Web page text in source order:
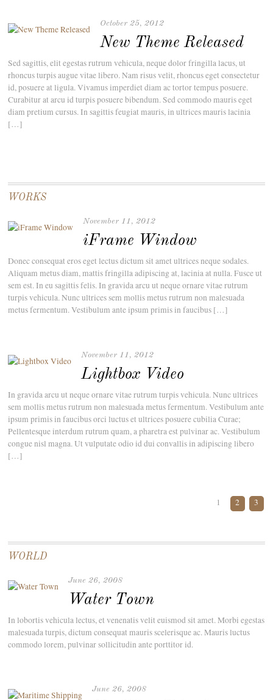
October 25, 2012
New Theme Released
Sed sagittis, elit egestas rutrum vehicula, neque dolor fringilla lacus, ut
rhoncus turpis augue vitae libero. Nam risus velit, rhoncus eget consectetur
id, posuere at ligula. Vivamus imperdiet diam ac tortor tempus posuere.
Curabitur at arcu id turpis posuere bibendum. Sed commodo mauris eget
diam pretium cursus. In sagittis feugiat mauris, in ultrices mauris lacinia
[…]
WORKS
November 11, 2012
iFrame Window
Donec consequat eros eget lectus dictum sit amet ultrices neque sodales.
Aliquam metus diam, mattis fringilla adipiscing at, lacinia at nulla. Fusce ut
sem est. In eu sagittis felis. In gravida arcu ut neque ornare vitae rutrum
turpis vehicula. Nunc ultrices sem mollis metus rutrum non malesuada
metus fermentum. Vestibulum ante ipsum primis in faucibus […]
November 11, 2012
Lightbox Video
In gravida arcu ut neque ornare vitae rutrum turpis vehicula. Nunc ultrices
sem mollis metus rutrum non malesuada metus fermentum. Vestibulum ante
ipsum primis in faucibus orci luctus et ultrices posuere cubilia Curae;
Pellentesque interdum rutrum quam, a pharetra est pulvinar ac. Vestibulum
congue nisl magna. Ut vulputate odio id dui convallis in adipiscing libero
[…]
1 2 3
WORLD
June 26, 2008
Water Town
In lobortis vehicula lectus, et venenatis velit euismod sit amet. Morbi egestas
malesuada turpis, dictum consequat mauris scelerisque ac. Mauris luctus
commodo lorem, pulvinar sollicitudin ante porttitor id.
June 26, 2008